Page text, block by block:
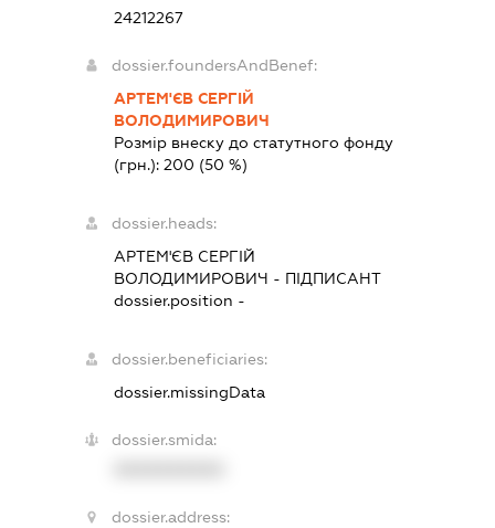
24212267
dossier.foundersAndBenef:
АРТЕМ'ЄВ СЕРГІЙ
ВОЛОДИМИРОВИЧ
Розмір внеску до статутного фонду
(грн.): 200 (50 %)
dossier.heads:
АРТЕМ'ЄВ СЕРГІЙ
ВОЛОДИМИРОВИЧ - ПІДПИСАНТ
dossier.position -
dossier.beneficiaries:
dossier.missingData
dossier.smida:
dossier.address: